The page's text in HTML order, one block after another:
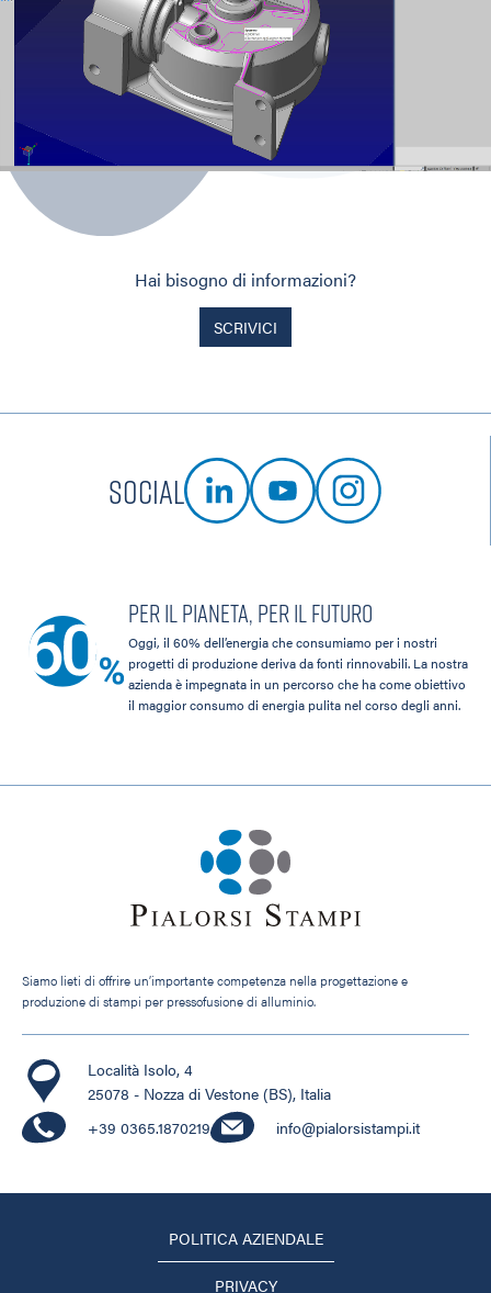
Hai bisogno di informazioni?
SCRIVICI
Social
Per il pianeta, per il futuro
Oggi, il 60% dell’energia che consumiamo per i nostri
progetti di produzione deriva da fonti rinnovabili. La nostra
azienda è impegnata in un percorso che ha come obiettivo
il maggior consumo di energia pulita nel corso degli anni.
Siamo lieti di offrire un’importante competenza nella progettazione e
produzione di stampi per pressofusione di alluminio.
Località Isolo, 4
25078 - Nozza di Vestone (BS), Italia
+39 0365.1870219
info@pialorsistampi.it
POLITICA AZIENDALE
PRIVACY